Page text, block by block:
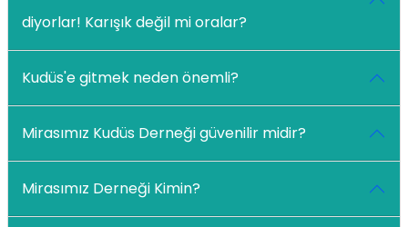
diyorlar! Karışık değil mi oralar?
Kudüs'e gitmek neden önemli?
Mirasımız Kudüs Derneği güvenilir midir?
Mirasımız Derneği Kimin?